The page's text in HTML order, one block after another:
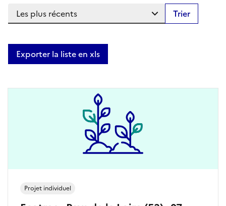
Trier
Exporter la liste en xls
Projet individuel